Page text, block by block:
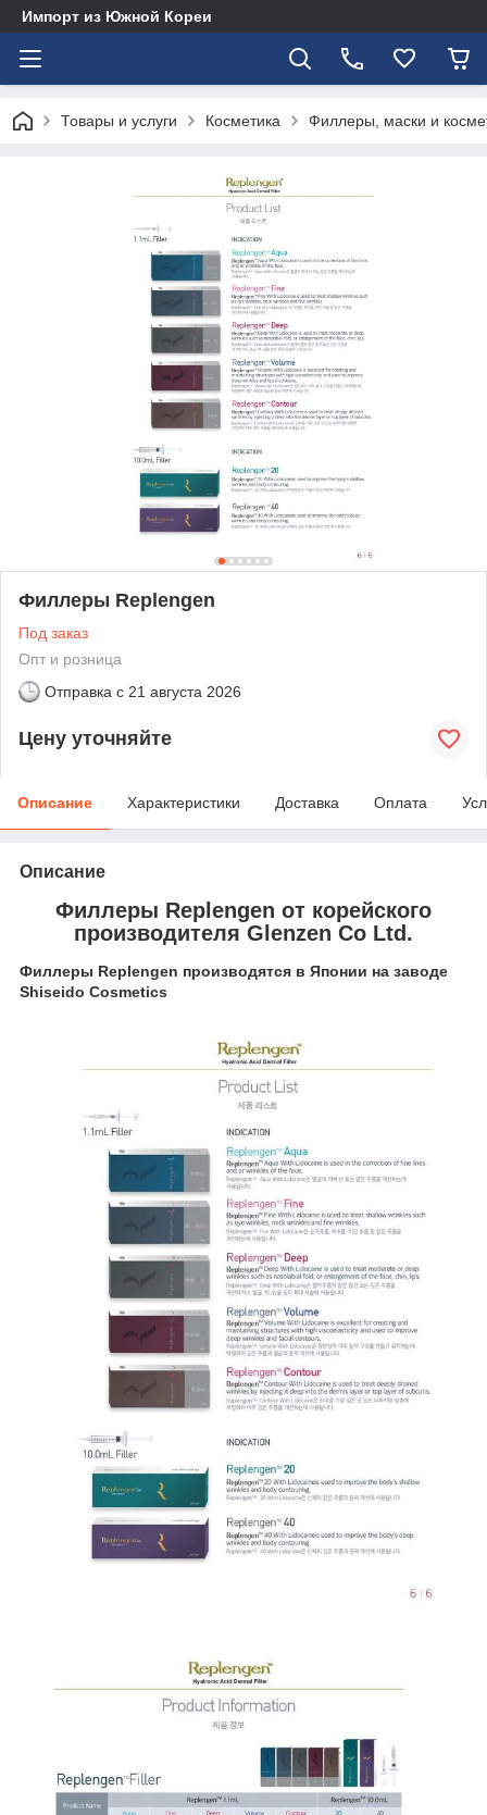
Импорт из Южной Кореи
Товары и услуги Косметика Филлеры, маски и
Филлеры Replengen
Под заказ
Опт и розница
Отправка с 21 августа 2026
Цену уточняйте
Описание Характеристики Доставка Оплата
Описание
Филлеры Replengen от корейского
производителя Glenzen Co Ltd.
Филлеры Replengen производятся в Японии на заводе
Shiseido Cosmetics